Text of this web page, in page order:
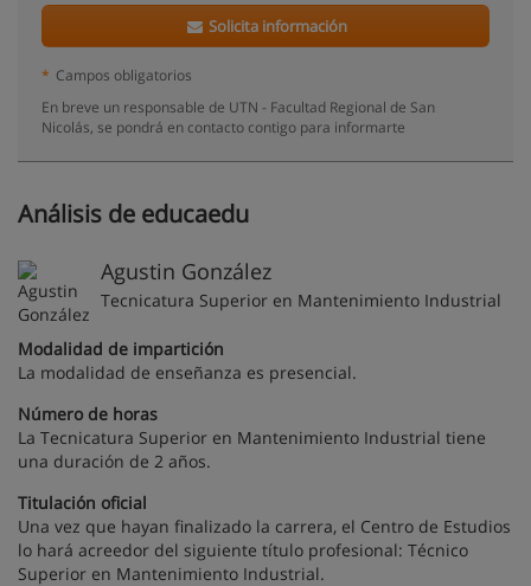
Solicita información
* Campos obligatorios
En breve un responsable de UTN - Facultad Regional de San
Nicolás, se pondrá en contacto contigo para informarte
Análisis de educaedu
Agustin González
Tecnicatura Superior en Mantenimiento Industrial
Modalidad de impartición
La modalidad de enseñanza es presencial.
Número de horas
La Tecnicatura Superior en Mantenimiento Industrial tiene
una duración de 2 años.
Titulación oficial
Una vez que hayan finalizado la carrera, el Centro de Estudios
lo hará acreedor del siguiente título profesional: Técnico
Superior en Mantenimiento Industrial.